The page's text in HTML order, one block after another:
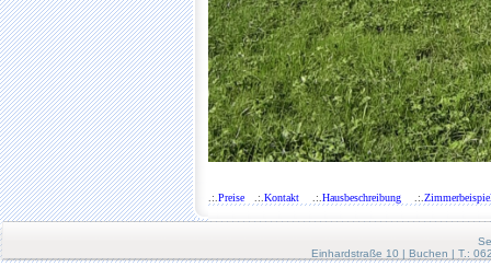
.:. Preise .:. Kontakt .:. Hausbeschreibung .:.
Einhardstraße 10 | Buchen | T.: